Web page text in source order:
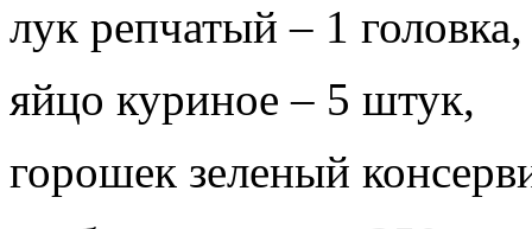
лук репчатый – 1 головка,
яйцо куриное – 5 штук,
горошек зеленый